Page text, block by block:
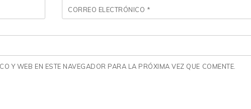
CORREO ELECTRÓNICO *
Y WEB EN ESTE NAVEGADOR PARA LA PRÓXIMA VEZ QUE COMENTE.